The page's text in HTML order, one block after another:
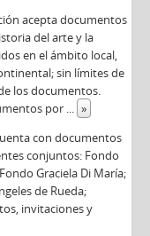
acepta documentos
del arte y la
en el ámbito local,
sin límites de
los documentos.
por ... »
con documentos
conjuntos: Fondo
Graciela Di María;
de Rueda;
invitaciones y